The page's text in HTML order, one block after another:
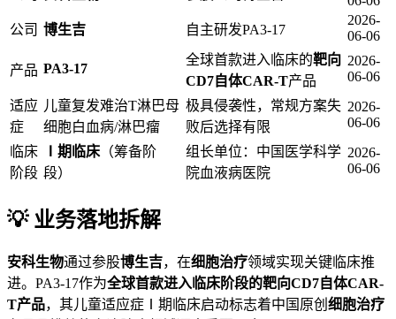
公司 博生吉 自主研发PA3-17
2026-
06-06
产品 PA3-17
全球首款进入临床的靶向
CD7自体CAR-T产品
2026-
06-06
适应
症
儿童复发难治T淋巴母
细胞白血病/淋巴瘤
极具侵袭性，常规方案失
败后选择有限
2026-
06-06
临床
阶段
Ⅰ期临床 （筹备阶
段）
组长单位：中国医学科学
院血液病医院
2026-
06-06
💡 业务落地拆解
安科生物通过参股博生吉，在细胞治疗领域实现关键临床推
进。PA3-17作为全球首款进入临床阶段的靶向CD7自体CAR-
T产品，其儿童适应症Ⅰ期临床启动标志着中国原创 细胞治疗